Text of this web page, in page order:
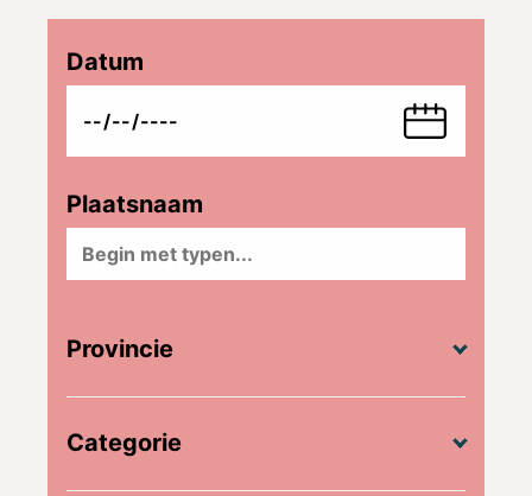
Datum
Plaatsnaam
Provincie
Categorie